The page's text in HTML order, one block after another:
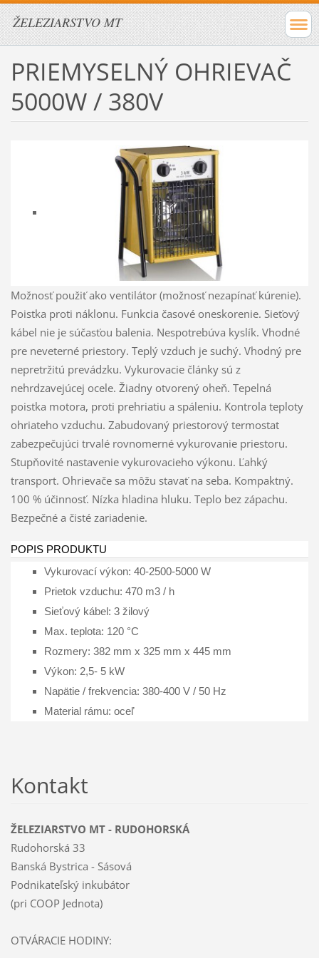
ŽELEZIARSTVO MT
PRIEMYSELNÝ OHRIEVAČ
5000W / 380V
Možnosť použiť ako ventilátor (možnosť nezapínať kúrenie).
Poistka proti náklonu. Funkcia časové oneskorenie. Sieťový
kábel nie je súčasťou balenia. Nespotrebúva kyslík. Vhodné
pre neveterné priestory. Teplý vzduch je suchý. Vhodný pre
nepretržitú prevádzku. Vykurovacie články sú z
nehrdzavejúcej ocele. Žiadny otvorený oheň. Tepelná
poistka motora, proti prehriatiu a spáleniu. Kontrola teploty
ohriateho vzduchu. Zabudovaný priestorový termostat
zabezpečujúci trvalé rovnomerné vykurovanie priestoru.
Stupňovité nastavenie vykurovacieho výkonu. Ľahký
transport. Ohrievače sa môžu stavať na seba. Kompaktný.
100 % účinnosť. Nízka hladina hluku. Teplo bez zápachu.
Bezpečné a čisté zariadenie.
POPIS PRODUKTU
Vykurovací výkon: 40-2500-5000 W
Prietok vzduchu: 470 m3 / h
Sieťový kábel: 3 žilový
Max. teplota: 120 °C
Rozmery: 382 mm x 325 mm x 445 mm
Výkon: 2,5- 5 kW
Napätie / frekvencia: 380-400 V / 50 Hz
Material rámu: oceľ
Kontakt
ŽELEZIARSTVO MT - RUDOHORSKÁ
Rudohorská 33
Banská Bystrica - Sásová
Podnikateľský inkubátor
(pri COOP Jednota)
OTVÁRACIE HODINY: